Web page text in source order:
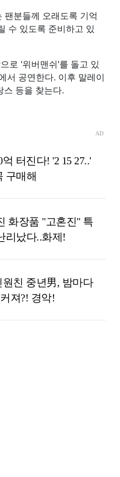
팬분들께 오래도록 기억
수 있도록 준비하고 있
로 '위버맨쉬'를 돌고 있
서 공연한다. 이후 말레이
스 등을 찾는다.